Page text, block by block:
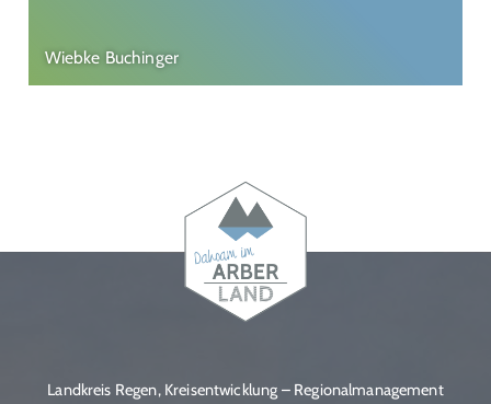
Wiebke Buchinger
Landkreis Regen, Kreisentwicklung – Regionalmanagement